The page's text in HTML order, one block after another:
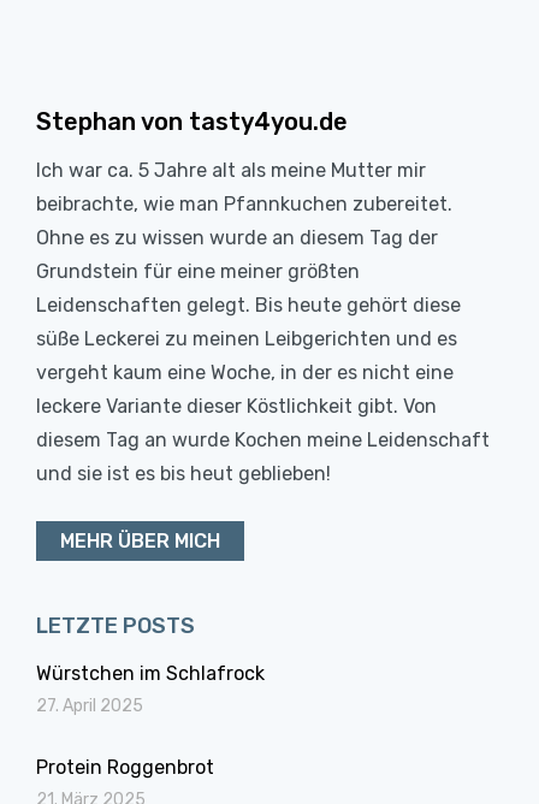
Stephan von tasty4you.de
Ich war ca. 5 Jahre alt als meine Mutter mir
beibrachte, wie man Pfannkuchen zubereitet.
Ohne es zu wissen wurde an diesem Tag der
Grundstein für eine meiner größten
Leidenschaften gelegt. Bis heute gehört diese
süße Leckerei zu meinen Leibgerichten und es
vergeht kaum eine Woche, in der es nicht eine
leckere Variante dieser Köstlichkeit gibt. Von
diesem Tag an wurde Kochen meine Leidenschaft
und sie ist es bis heut geblieben!
MEHR ÜBER MICH
LETZTE POSTS
Würstchen im Schlafrock
27. April 2025
Protein Roggenbrot